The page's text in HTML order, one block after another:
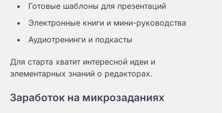
Готовые шаблоны для презентаций
Электронные книги и мини-руководства
Аудиотренинги и подкасты
Для старта хватит интересной идеи и
элементарных знаний о редакторах.
Заработок на микрозаданиях